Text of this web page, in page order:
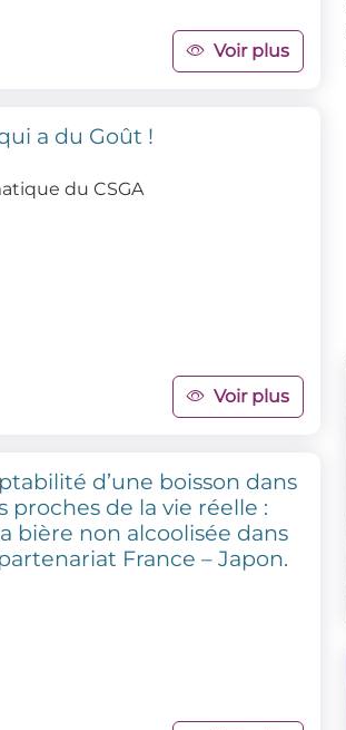
Voir plus
a du Goût !
du CSGA
Voir plus
d’une boisson dans
proches de la vie réelle :
bière non alcoolisée dans
France – Japon.